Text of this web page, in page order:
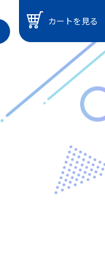
カートを見る